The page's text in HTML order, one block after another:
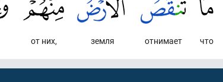
что
отнимает
земля
от них,